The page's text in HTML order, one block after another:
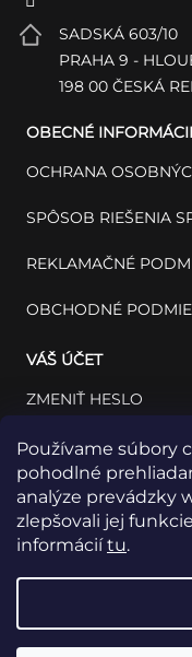
Používame súbory
pohodlné
analýze prevádzky
zlepšovali jej
informáciítu.
SADSKÁ 603/10
PRAHA 9 -
198 00 ČESKÁ
OBECNÉ
OCHRANA
SPÔSOB RIEŠENIA
REKLAMAČNÉ
OBCHODNÉ
VÁŠ ÚČET
ZMENIŤ HESLO
VÁŠ PROFIL
VAŠE OBJEDNÁVKY